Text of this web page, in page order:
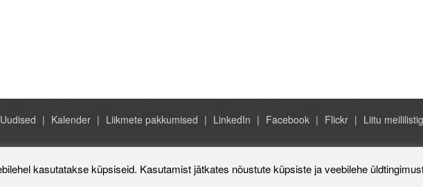
Uudised Kalender Liikmete pakkumised LinkedIn Facebook Flickr Liitu
kasutatakse küpsiseid. Kasutamist jätkates nõustute küpsiste ja veebilehe